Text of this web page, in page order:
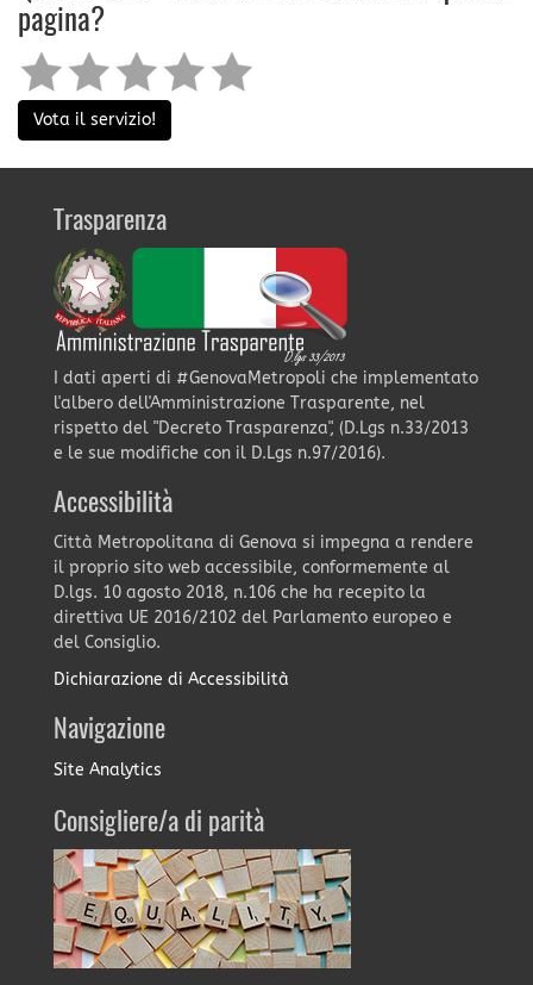
pagina?
Vota il servizio!
Trasparenza
I dati aperti di #GenovaMetropoli che implementato
l'albero dell'Amministrazione Trasparente, nel
rispetto del "Decreto Trasparenza", (D.Lgs n.33/2013
e le sue modifiche con il D.Lgs n.97/2016).
Accessibilità
Città Metropolitana di Genova si impegna a rendere
il proprio sito web accessibile, conformemente al
D.lgs. 10 agosto 2018, n.106 che ha recepito la
direttiva UE 2016/2102 del Parlamento europeo e
del Consiglio.
Dichiarazione di Accessibilità
Navigazione
Site Analytics
Consigliere/a di parità